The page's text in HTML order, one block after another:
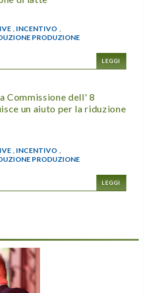
, INCENTIVO ,
PRODUZIONE
LEGGI
Commissione dell' 8
un aiuto per la riduzione
INCENTIVO
PRODUZIONE
LEGGI